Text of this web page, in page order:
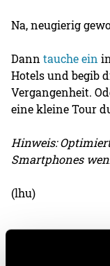
Na, neugierig
Danntauche ein
Hotels und begib
Vergangenheit.
eine kleine Tour
Hinweis:
Smartphones
(lhu)